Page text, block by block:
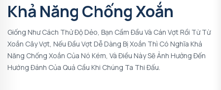
Khả Năng Chống Xoắn
Giống Như Cách Thử Độ Dẻo, Bạn Cầm Đầu Và Cán Vợt Rồi Từ Từ
Xoắn Cây Vợt, Nếu Đầu Vợt Dễ Dàng Bị Xoắn Thì Có Nghĩa Khả
Năng Chống Xoắn Của Nó Kém, Và Điều Này Sẽ Ảnh Hưởng Đến
Hướng Đánh Của Quả Cầu Khi Chúng Ta Thi Đấu.